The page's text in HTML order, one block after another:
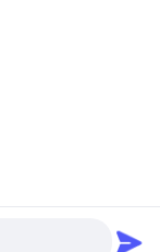
Plan du